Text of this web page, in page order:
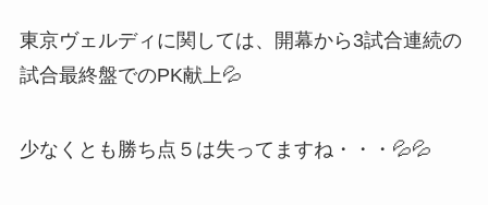
東京ヴェルディに関しては、開幕から3試合連続の
試合最終盤でのPK献上💦
少なくとも勝ち点５は失ってますね・・・💦💦